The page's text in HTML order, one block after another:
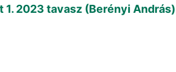
2023 tavasz (Berényi András)